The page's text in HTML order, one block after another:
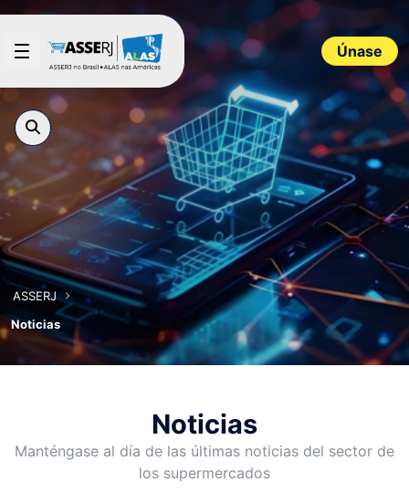
Saltar al contenido principal
Únase
ASSERJ
Noticias
Noticias
Manténgase al día de las últimas noticias del sector de
los supermercados